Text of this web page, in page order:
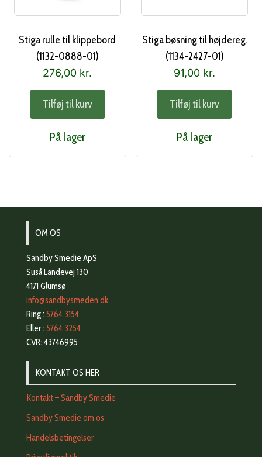
Stiga rulle til klippebord
(1132-0888-01)
276,00 kr.
Tilføj til kurv
På lager
Stiga bøsning til højdereg.
(1134-2427-01)
91,00 kr.
Tilføj til kurv
På lager
OM OS
Sandby Smedie ApS
Suså Landevej 130
4171 Glumsø
info@sandbysmeden.dk
Ring : 5764 3154
Eller : 5764 3254
CVR: 43746995
KONTAKT OS HER
Kontakt – Sandby Smedie
Sandby Smedie om os
Handelsbetingelser